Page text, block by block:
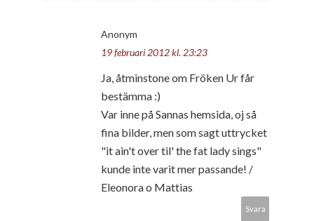
Anonym
19 februari 2012 kl. 23:23
Ja, åtminstone om Fröken Ur får
bestämma :)
Var inne på Sannas hemsida, oj så
fina bilder, men som sagt uttrycket
"it ain't over til' the fat lady sings"
kunde inte varit mer passande! /
Eleonora o Mattias
Svara